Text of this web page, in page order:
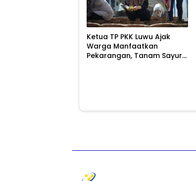
Ketua TP PKK Luwu Ajak
Warga Manfaatkan
Pekarangan, Tanam Sayur